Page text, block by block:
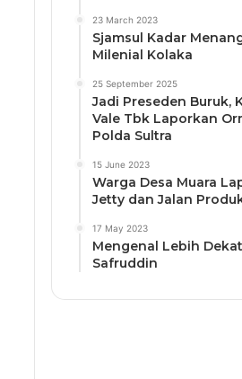
23 March 2023
Sjamsul Kadar
Milenial Kolaka
25 September 2025
Jadi Preseden Buruk,
Vale Tbk Laporkan
Polda Sultra
15 June 2023
Warga Desa Muara
Jetty dan Jalan
17 May 2023
Mengenal Lebih
Safruddin